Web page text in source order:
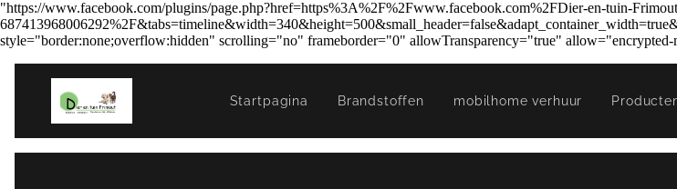
"https://www.facebook.com/plugins/page.php?href=https%3A%2F%2Fwww.facebook.com%2FDier-en-tuin-
style="border:none;overflow:hidden" scrolling="no" frameborder="0" allowTransparency="true" allow="encrypted-
Startpagina Brandstoffen mobilhome verhuur